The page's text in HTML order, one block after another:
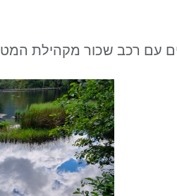
עם רכב שכור מקהילת